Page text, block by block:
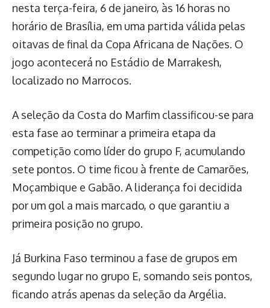
nesta terça-feira, 6 de janeiro, às 16 horas no
horário de Brasília, em uma partida válida pelas
oitavas de final da Copa Africana de Nações. O
jogo acontecerá no Estádio de Marrakesh,
localizado no Marrocos.
A seleção da Costa do Marfim classificou-se para
esta fase ao terminar a primeira etapa da
competição como líder do grupo F, acumulando
sete pontos. O time ficou à frente de Camarões,
Moçambique e Gabão. A liderança foi decidida
por um gol a mais marcado, o que garantiu a
primeira posição no grupo.
Já Burkina Faso terminou a fase de grupos em
segundo lugar no grupo E, somando seis pontos,
ficando atrás apenas da seleção da Argélia.